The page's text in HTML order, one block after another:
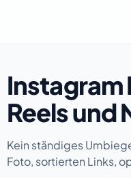
Instagram
Reels und
Kein ständiges
Foto, sortierten Links,